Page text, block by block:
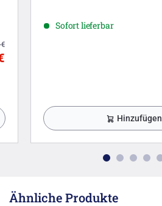
€
Sofort lieferbar
Hinzufügen
Ähnliche Produkte